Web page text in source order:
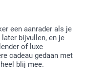
hier zijn we
te mogen
een aanrader als je
bijvullen, en je
of luxe
cadeau gedaan met
blij mee.